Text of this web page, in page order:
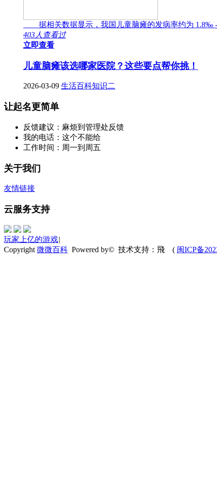
据相关数据显示，我国儿童脑瘫的发病率约为 1.8‰
403人查看过
立即查看
儿童脑瘫该选哪家医院？这些要点帮你挑！
2026-03-09 生活百科知识二
让起名更简单
反馈建议：麻烦到管理处反馈
我的电话：这个不能给
工作时间：周一到周五
关于我们
友情链接
云服务支持
玩家上亿的游戏|
Copyright 微微百科 Powered by© 技术支持：飛 ( 闽ICP备